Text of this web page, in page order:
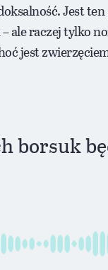
Jest
ale raczej tylko
jest
borsuk